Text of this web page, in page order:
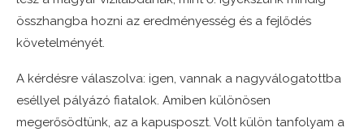
összhangba hozni az eredményesség és a fejlődés
követelményét.
A kérdésre válaszolva: igen, vannak a nagyválogatottba
eséllyel pályázó fiatalok. Amiben különösen
megerősödtünk, az a kapusposzt. Volt külön tanfolyam a